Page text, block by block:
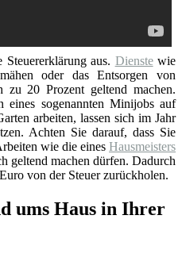
aus. Dienstewie
oder das Entsorgen von
zu 20 Prozent geltend machen.
sogenannten Minijobs auf
arbeiten, lassen sich im Jahr
Achten Sie darauf, dass Sie
wie die eines Hausmeisters
geltend machen dürfen. Dadurch
von der Steuer zurückholen.
ums Haus in Ihrer